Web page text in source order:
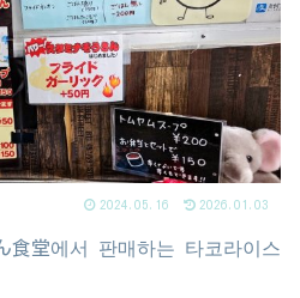
2024.05.16 2026.01.03
食堂에서 판매하는 타코라이스